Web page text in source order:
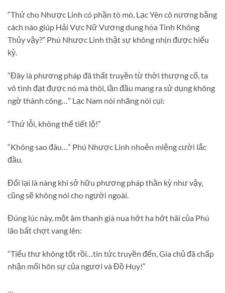
“Thứ cho Nhược Linh có phần tò mò, Lạc Yên cô nương bằng
cách nào giúp Hải Vực Nữ Vương dung hòa Tinh Không
Thủy vậy?” Phú Nhược Linh thật sự không nhịn được hiếu
kỳ.
“Đây là phương pháp đã thất truyền từ thời thượng cổ, ta
vô tình đạt được nó mà thôi, lần đầu mang ra sử dụng không
ngờ thành công…” Lạc Nam nói nhăng nói cụi:
“Thứ lỗi, không thể tiết lộ!”
“Không sao đâu…” Phú Nhược Linh nhoẻn miệng cười lắc
đầu.
Đổi lại là nàng khi sở hữu phương pháp thần kỳ như vậy,
cũng sẽ không nói cho người ngoài.
Đúng lúc này, một âm thanh già nua hớt ha hớt hãi của Phú
lão bất chợt vang lên:
“Tiểu thư không tốt rồi…tin tức truyền đến, Gia chủ đã chấp
nhận mối hôn sự của ngươi và Đồ Huy!”
…